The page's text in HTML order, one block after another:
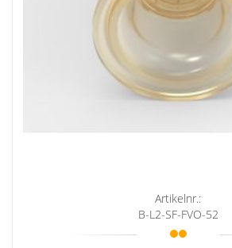
Artikelnr.:
B-L2-SF-FVO-52